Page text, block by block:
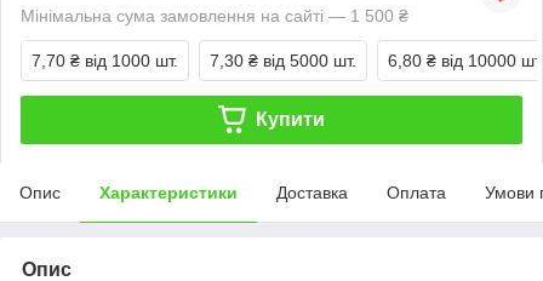
Мінімальна сума замовлення на сайті — 1 500 ₴
7,70 ₴ від 1000 шт. 7,30 ₴ від 5000 шт. 6,80 ₴ від 10000 шт.
Купити
Опис Характеристики Доставка Оплата Умови
Опис